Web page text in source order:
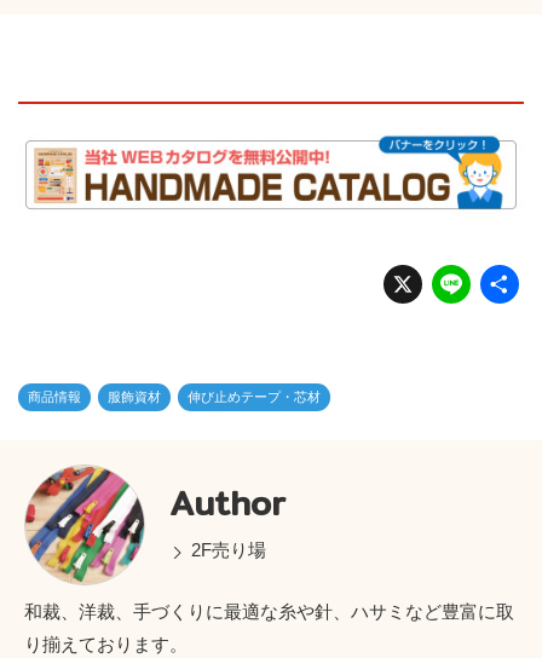
X Li
n
商品情報 服飾資材 伸び止めテープ・芯材
Author
2F売り場
和裁、洋裁、手づくりに最適な糸や針、ハサミなど豊富に取
り揃えております。